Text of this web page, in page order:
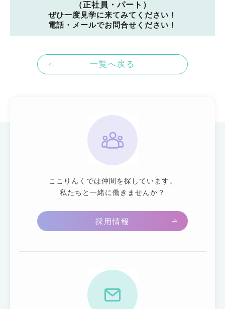
（正社員・パート）
ぜひ一度見学に来てみてください！
電話・メールでお問合せください！
一覧へ戻る
ここりんくでは仲間を探しています。
私たちと一緒に働きませんか？
採用情報